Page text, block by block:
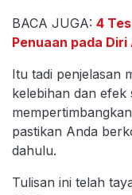
BACA JUGA: 4
Penuaan pada Diri
Itu tadi penjelasan
kelebihan dan efek
pastikan Anda
dahulu.
Tulisan ini telah